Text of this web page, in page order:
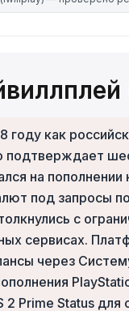
году как
подтверждает
на
под запросы
с
сервисах.
через
2 Prime Status